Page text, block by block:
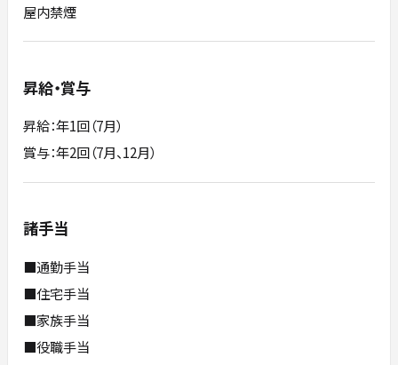
屋内禁煙
昇給・賞与
昇給：年1回（7月）
賞与：年2回（7月、12月）
諸手当
■通勤手当
■住宅手当
■家族手当
■役職手当